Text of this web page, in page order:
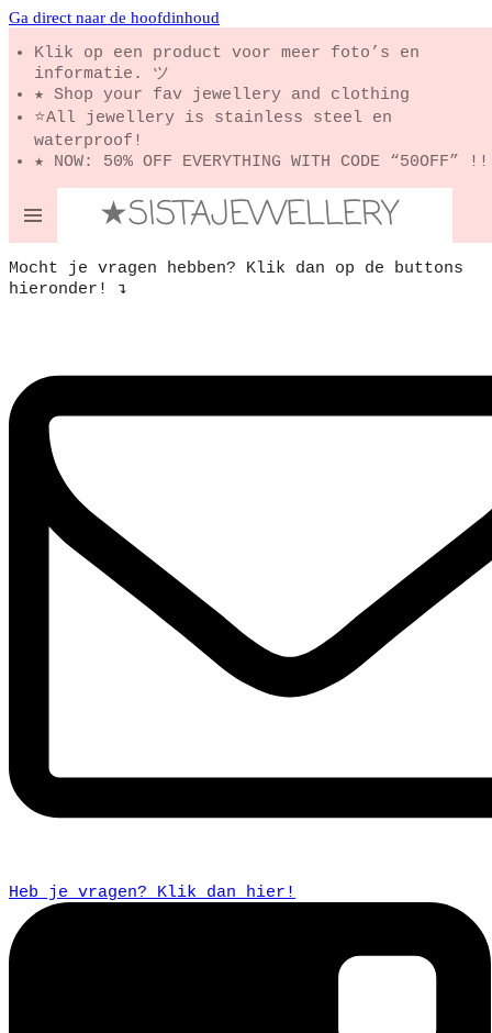
Ga direct naar de hoofdinhoud
★SISTAJEWELLERY
Klik op een product voor meer foto’s en
informatie. ツ
★ Shop your fav jewellery and clothing
⭐️All jewellery is stainless steel en
waterproof!
★ NOW: 50% OFF EVERYTHING WITH CODE “50OFF” !!
Mocht je vragen hebben? Klik dan op de buttons
hieronder! ↴
Heb je vragen? Klik dan hier!